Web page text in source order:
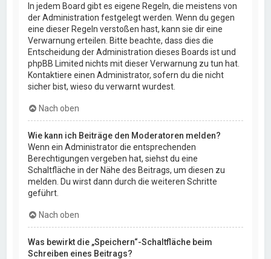
In jedem Board gibt es eigene Regeln, die meistens von
der Administration festgelegt werden. Wenn du gegen
eine dieser Regeln verstoßen hast, kann sie dir eine
Verwarnung erteilen. Bitte beachte, dass dies die
Entscheidung der Administration dieses Boards ist und
phpBB Limited nichts mit dieser Verwarnung zu tun hat.
Kontaktiere einen Administrator, sofern du die nicht
sicher bist, wieso du verwarnt wurdest.
Nach oben
Wie kann ich Beiträge den Moderatoren melden?
Wenn ein Administrator die entsprechenden
Berechtigungen vergeben hat, siehst du eine
Schaltfläche in der Nähe des Beitrags, um diesen zu
melden. Du wirst dann durch die weiteren Schritte
geführt.
Nach oben
Was bewirkt die „Speichern“-Schaltfläche beim
Schreiben eines Beitrags?